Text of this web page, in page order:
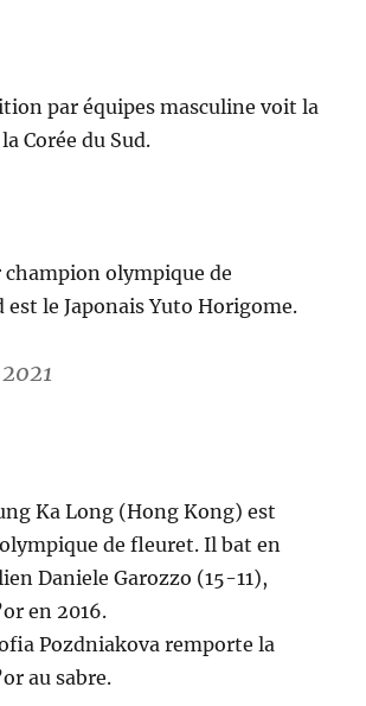
par équipes masculine voit la
Corée du Sud.
champion olympique de
est le Japonais Yuto Horigome.
Ka Long (Hong Kong) est
de fleuret. Il bat en
Daniele Garozzo (15-11),
en 2016.
Pozdniakova remporte la
au sabre.